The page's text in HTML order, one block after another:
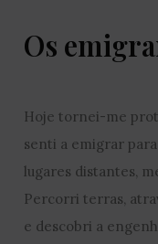
Os
Hoje tornei-me
senti a emigrar
lugares distantes,
Percorri terras,
e descobri a